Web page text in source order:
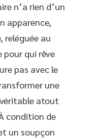
n’a rien d’un
apparence,
reléguée au
pour qui rêve
pas avec le
une
atout
condition de
un soupçon